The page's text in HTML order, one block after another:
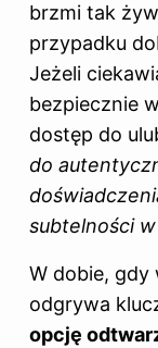
brzmi tak
przypadku
Jeżeli
bezpiecznie
dostęp do
do
subtelności
W dobie, gdy
odgrywa
opcję